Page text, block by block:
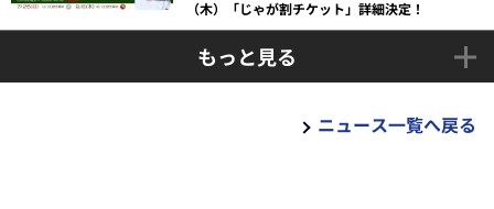
（木）「じゃが割チケット」詳細決定！
もっと見る
ニュース一覧へ戻る